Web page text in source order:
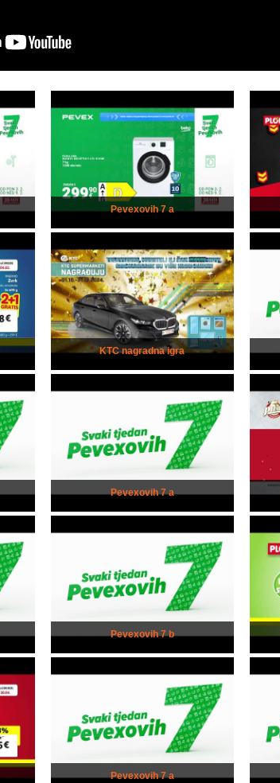
Pevexovih 7 a
KTC nagradna igra
Pevexovih 7 a
Pevexovih 7 b
Pevexovih 7 a